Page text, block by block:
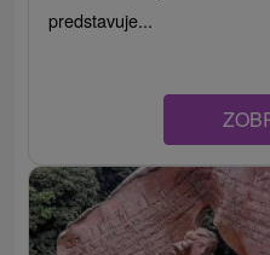
predstavuje...